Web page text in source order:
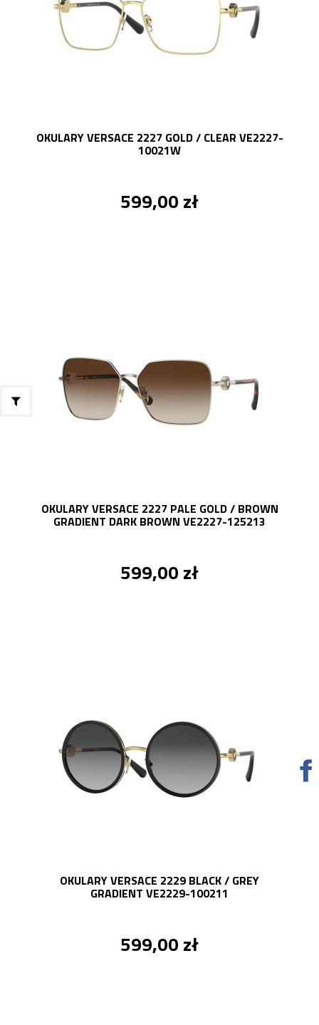
OKULARY VERSACE 2227 GOLD / CLEAR VE2227-
10021W
599,00 zł
OKULARY VERSACE 2227 PALE GOLD / BROWN
GRADIENT DARK BROWN VE2227-125213
599,00 zł
OKULARY VERSACE 2229 BLACK / GREY
GRADIENT VE2229-100211
599,00 zł